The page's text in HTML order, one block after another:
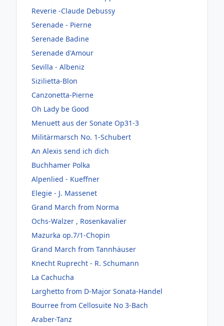
Reverie -Claude Debussy
Serenade - Pierne
Serenade Badine
Serenade d'Amour
Sevilla - Albeniz
Sizilietta-Blon
Canzonetta-Pierne
Oh Lady be Good
Menuett aus der Sonate Op31-3
Militärmarsch No. 1-Schubert
An Alexis send ich dich
Buchhamer Polka
Alpenlied - Kueffner
Elegie - J. Massenet
Grand March from Norma
Ochs-Walzer , Rosenkavalier
Mazurka op.7/1-Chopin
Grand March from Tannhäuser
Knecht Ruprecht - R. Schumann
La Cachucha
Larghetto from D-Major Sonata-Handel
Bourree from Cellosuite No 3-Bach
Araber-Tanz